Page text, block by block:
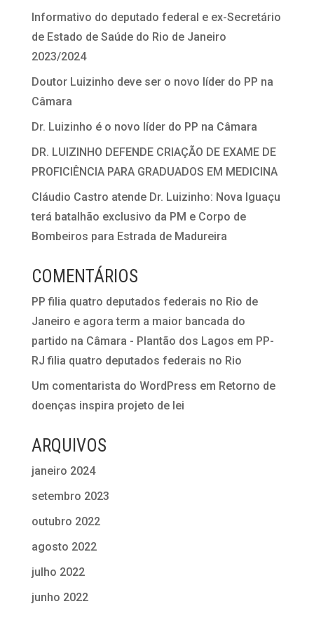
Informativo do deputado federal e ex-Secretário
de Estado de Saúde do Rio de Janeiro
2023/2024
Doutor Luizinho deve ser o novo líder do PP na
Câmara
Dr. Luizinho é o novo líder do PP na Câmara
DR. LUIZINHO DEFENDE CRIAÇÃO DE EXAME DE
PROFICIÊNCIA PARA GRADUADOS EM MEDICINA
Cláudio Castro atende Dr. Luizinho: Nova Iguaçu
terá batalhão exclusivo da PM e Corpo de
Bombeiros para Estrada de Madureira
COMENTÁRIOS
PP filia quatro deputados federais no Rio de
Janeiro e agora term a maior bancada do
partido na Câmara - Plantão dos Lagos em PP-
RJ filia quatro deputados federais no Rio
Um comentarista do WordPress em Retorno de
doenças inspira projeto de lei
ARQUIVOS
janeiro 2024
setembro 2023
outubro 2022
agosto 2022
julho 2022
junho 2022